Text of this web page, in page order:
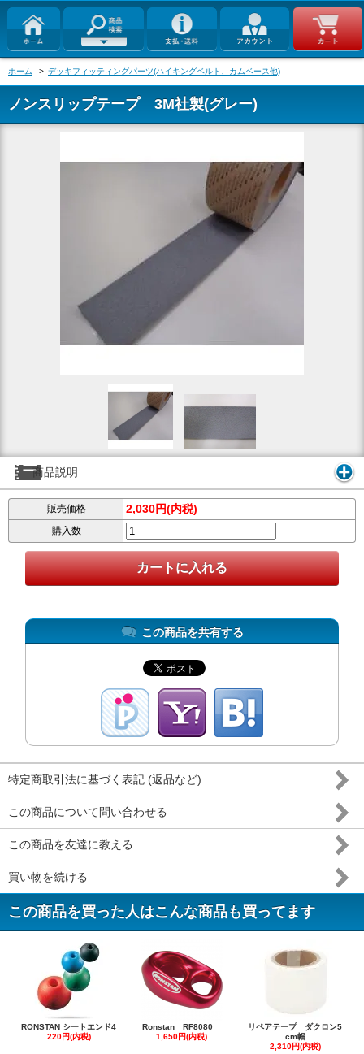
ホーム > デッキフィッティングパーツ(ハイキングベルト、カムベース他)
ノンスリップテープ 3M社製(グレー)
商品説明
販売価格 2,030円(内税)
購入数
この商品を共有する
特定商取引法に基づく表記 (返品など)
この商品について問い合わせる
この商品を友達に教える
買い物を続ける
この商品を買った人はこんな商品も買ってます
RONSTAN シートエンド4
220円(内税)
Ronstan RF8080
1,650円(内税)
リペアテープ ダクロン5
cm幅
2,310円(内税)